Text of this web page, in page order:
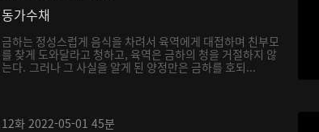
동가수채
금하는 정성스럽게 음식을 차려서 육역에게 대접하며 친부모
를 찾게 도와달라고 청하고, 육역은 금하의 청을 거절하지 않
는다. 그러나 그 사실을 알게 된 양정만은 금하를 호되...
12화 2022-05-01 45분